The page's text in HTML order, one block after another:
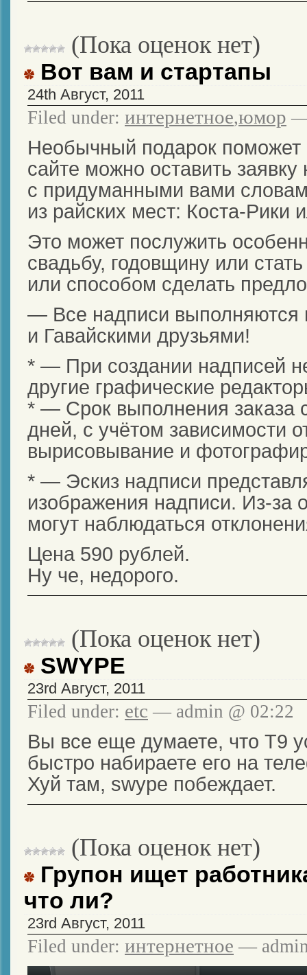
(Пока оценок нет)
Вот вам и стартапы
24th Август, 2011
Filed under: интернетное,юмор —
Необычный подарок поможет
сайте можно оставить
c придуманными вами
из райских мест: Коста-Рики
Это может послужить
свадьбу, годовщину или
или способом сделать
— Все надписи выполняются
и Гавайскими друзьями!
* — При создании надписей
другие графические
* — Срок выполнения заказа
дней, с учётом зависимости
вырисовывание и
* — Эскиз надписи
изображения надписи. Из-за
могут наблюдаться
Цена 590 рублей.
Ну че, недорого.
(Пока оценок нет)
SWYPE
23rd Август, 2011
Filed under: etc — admin @ 02:22
Вы все еще думаете, что T9
быстро набираете его на
Хуй там, swype побеждает.
(Пока оценок нет)
Групон ищет
что ли?
23rd Август, 2011
Filed under: интернетное —